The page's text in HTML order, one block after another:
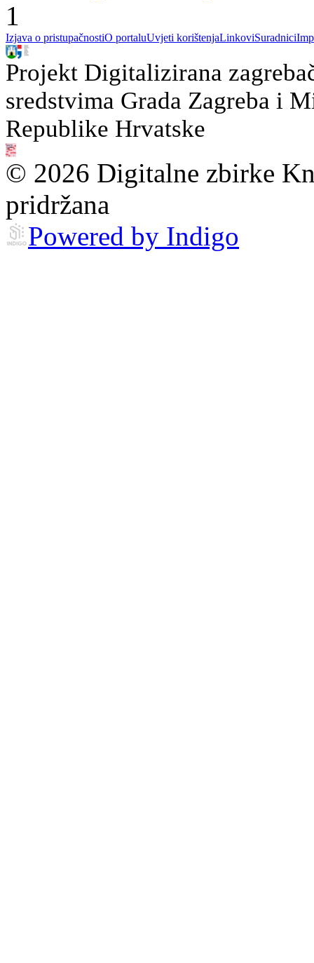
1
Izjava o pristupačnostiO portaluUvjeti korištenjaLinkoviSuradnici
Projekt Digitalizirana
sredstvima Grada Zagreba i
Republike Hrvatske
© 2026 Digitalne zbirke
pridržana
Powered by Indigo